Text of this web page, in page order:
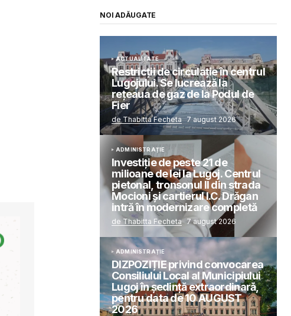
NOI ADĂUGATE
ACTUALITATE
Restricții de circulație în centrul
Lugojului. Se lucrează la
rețeaua de gaz de la Podul de
Fier
de Thabitta Fecheta 7 august 2026
ADMINISTRAȚIE
Investiție de peste 21 de
milioane de lei la Lugoj. Centrul
pietonal, tronsonul II din strada
Mocioni și cartierul I.C. Drăgan
intră în modernizare completă
de Thabitta Fecheta 7 august 2026
ADMINISTRAȚIE
DIZPOZIȚIE privind convocarea
Consiliului Local al Municipiului
Lugoj în şedinţă extraordinară,
pentru data de 10 AUGUST
2026